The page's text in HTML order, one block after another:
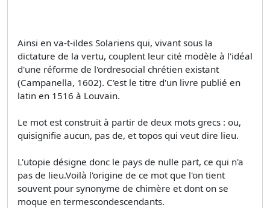
Ainsi en va-t-ildes Solariens qui, vivant sous la
dictature de la vertu, couplent leur cité modèle à l'idéal
d'une réforme de l'ordresocial chrétien existant
(Campanella, 1602). C'est le titre d'un livre publié en
latin en 1516 à Louvain.
Le mot est construit à partir de deux mots grecs : ou,
quisignifie aucun, pas de, et topos qui veut dire lieu.
L'utopie désigne donc le pays de nulle part, ce qui n'a
pas de lieu.Voilà l'origine de ce mot que l'on tient
souvent pour synonyme de chimère et dont on se
moque en termescondescendants.